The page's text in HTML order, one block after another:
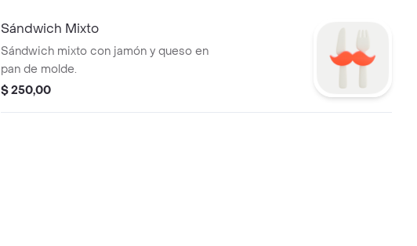
Sándwich Mixto
Sándwich mixto con jamón y queso en
pan de molde.
$ 250,00